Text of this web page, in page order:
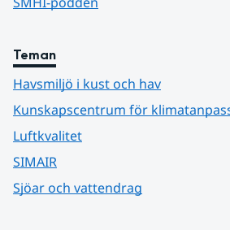
Teman
Havsmiljö i kust och hav
Kunskapscentrum för
Luftkvalitet
SIMAIR
Sjöar och vattendrag